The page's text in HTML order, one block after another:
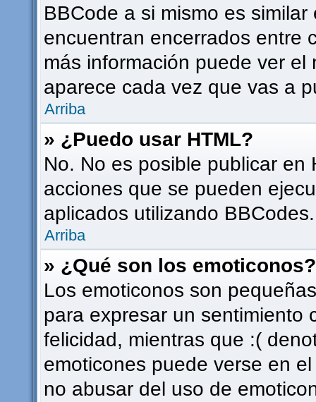
BBCode a si mismo es
encuentran encerrados entre
más información puede ver
aparece cada vez que vas a
Arriba
» ¿Puedo usar HTML?
No. No es posible publicar en
acciones que se pueden
aplicados utilizando BBCodes.
Arriba
» ¿Qué son los emoticonos?
Los emoticonos son
para expresar un sentimiento
felicidad, mientras que :(
emoticones puede verse en
no abusar del uso de